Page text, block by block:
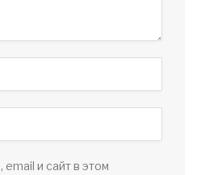
email и сайт в этом